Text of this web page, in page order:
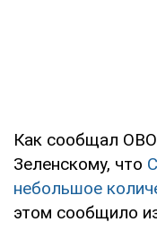
Как сообщал
Зеленскому, что
небольшое
этом сообщило